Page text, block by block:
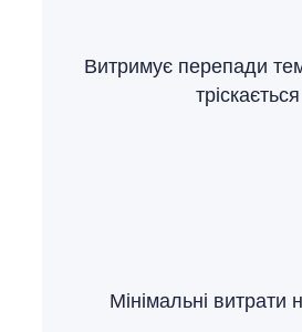
Витримує перепади
тріскається
Мінімальні витрати